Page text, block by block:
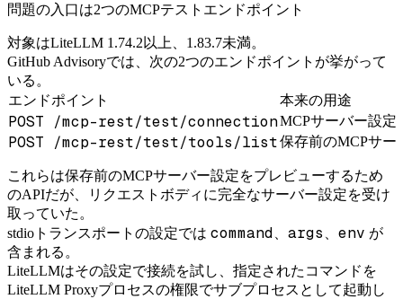
問題の入口は2つのMCPテストエンドポイント
対象はLiteLLM 1.74.2以上、1.83.7未満。
GitHub Advisoryでは、次の2つのエンドポイントが挙がって
いる。
エンドポイント
本来の用途
POST /mcp-rest/test/connectionMCPサーバー設定
POST /mcp-rest/test/tools/list保存前のMCPサー
これらは保存前のMCPサーバー設定をプレビューするため
のAPIだが、リクエストボディに完全なサーバー設定を受け
取っていた。
stdioトランスポートの設定では command args env が
含まれる。
LiteLLMはその設定で接続を試し、指定されたコマンドを
LiteLLM Proxyプロセスの権限でサブプロセスとして起動し